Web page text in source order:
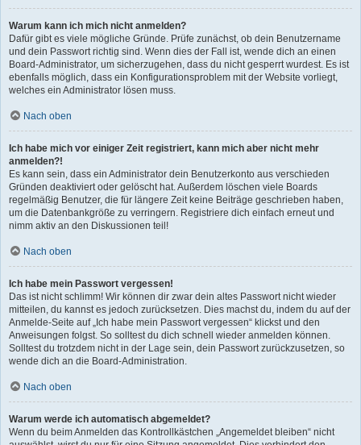
Warum kann ich mich nicht anmelden?
Dafür gibt es viele mögliche Gründe. Prüfe zunächst, ob dein Benutzername
und dein Passwort richtig sind. Wenn dies der Fall ist, wende dich an einen
Board-Administrator, um sicherzugehen, dass du nicht gesperrt wurdest. Es ist
ebenfalls möglich, dass ein Konfigurationsproblem mit der Website vorliegt,
welches ein Administrator lösen muss.
Nach oben
Ich habe mich vor einiger Zeit registriert, kann mich aber nicht mehr
anmelden?!
Es kann sein, dass ein Administrator dein Benutzerkonto aus verschieden
Gründen deaktiviert oder gelöscht hat. Außerdem löschen viele Boards
regelmäßig Benutzer, die für längere Zeit keine Beiträge geschrieben haben,
um die Datenbankgröße zu verringern. Registriere dich einfach erneut und
nimm aktiv an den Diskussionen teil!
Nach oben
Ich habe mein Passwort vergessen!
Das ist nicht schlimm! Wir können dir zwar dein altes Passwort nicht wieder
mitteilen, du kannst es jedoch zurücksetzen. Dies machst du, indem du auf der
Anmelde-Seite auf „Ich habe mein Passwort vergessen“ klickst und den
Anweisungen folgst. So solltest du dich schnell wieder anmelden können.
Solltest du trotzdem nicht in der Lage sein, dein Passwort zurückzusetzen, so
wende dich an die Board-Administration.
Nach oben
Warum werde ich automatisch abgemeldet?
Wenn du beim Anmelden das Kontrollkästchen „Angemeldet bleiben“ nicht